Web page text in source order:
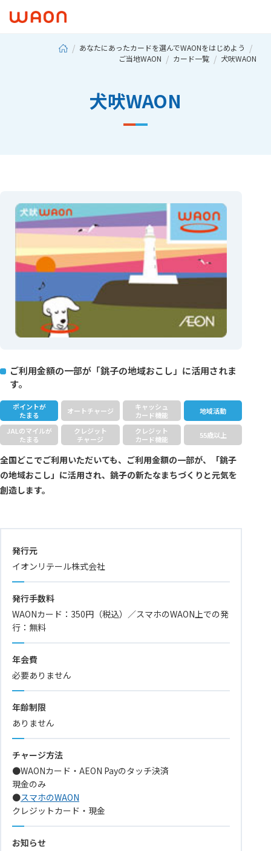
あなたにあったカードを選んでWAONをはじめよう
ご当地WAON
カード一覧 犬吠WAON
犬吠WAON
ご利用金額の一部が「銚子の地域おこし」に活用されま
す。
ポイントが
たまる
オートチャージ
キャッシュ
カード機能
地域活動
JALのマイルが
たまる
クレジット
チャージ
クレジット
カード機能
55歳以上
全国どこでご利用いただいても、ご利用金額の一部が、「銚子
の地域おこし」に活用され、銚子の新たなまちづくりと元気を
創造します。
発行元
イオンリテール株式会社
発行手数料
WAONカード：350円（税込）／スマホのWAON上での発
行：無料
年会費
必要ありません
年齢制限
ありません
チャージ方法
●WAONカード・AEON Payのタッチ決済
現金のみ
●スマホのWAON
クレジットカード・現金
お知らせ